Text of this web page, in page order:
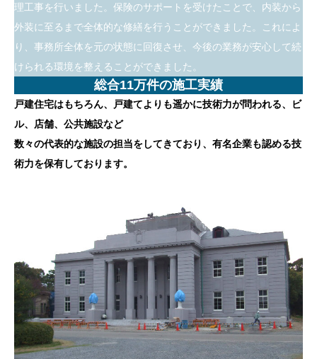
理工事を行いました。保険のサポートを受けたことで、内装から
外装に至るまで全体的な修繕を行うことができました。これによ
り、事務所全体を元の状態に回復させ、今後の業務が安心して続
けられる環境を整えることができました。
総合11万件の施工実績
戸建住宅はもちろん、戸建てよりも遥かに技術力が問われる、ビ
ル、店舗、公共施設など
数々の代表的な施設の担当をしてきており、有名企業も認める技
術力を保有しております。